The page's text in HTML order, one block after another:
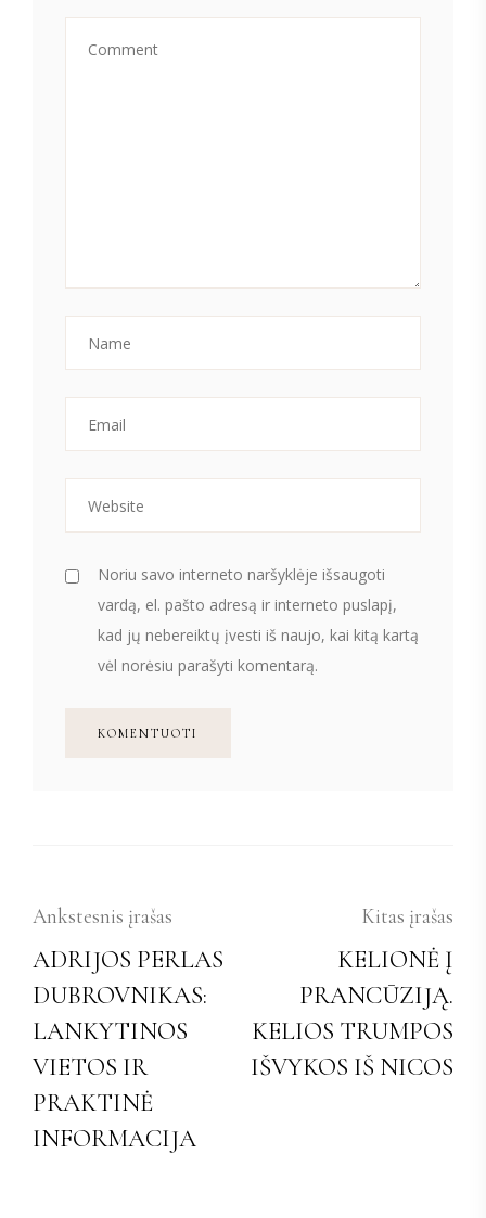
Noriu savo interneto naršyklėje išsaugoti
vardą, el. pašto adresą ir interneto puslapį,
kad jų nebereiktų įvesti iš naujo, kai kitą kartą
vėl norėsiu parašyti komentarą.
Ankstesnis įrašas
ADRIJOS PERLAS
DUBROVNIKAS:
LANKYTINOS
VIETOS IR
PRAKTINĖ
INFORMACIJA
Kitas įrašas
KELIONĖ Į
PRANCŪZIJĄ.
KELIOS TRUMPOS
IŠVYKOS IŠ NICOS